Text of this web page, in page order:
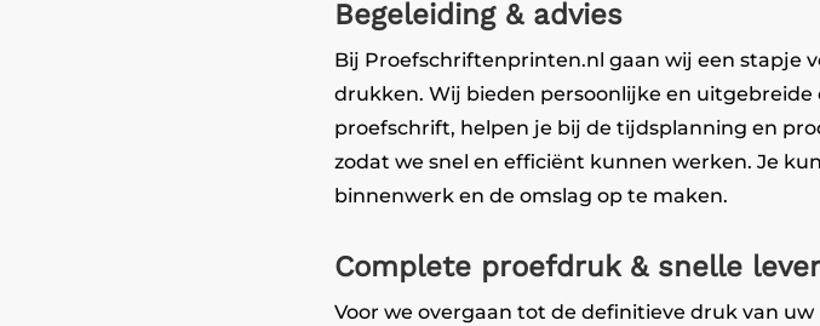
Begeleiding & advies
Bij Proefschriftenprinten.nl gaan wij een stapje
drukken. Wij bieden persoonlijke en
proefschrift, helpen je bij de tijdsplanning en
zodat we snel en efficiënt kunnen werken. Je
binnenwerk en de omslag op te maken.
Complete proefdruk & snelle
Voor we overgaan tot de definitieve druk van